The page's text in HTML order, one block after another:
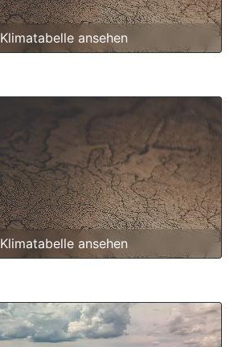
Klimatabelle ansehen
Klimatabelle ansehen